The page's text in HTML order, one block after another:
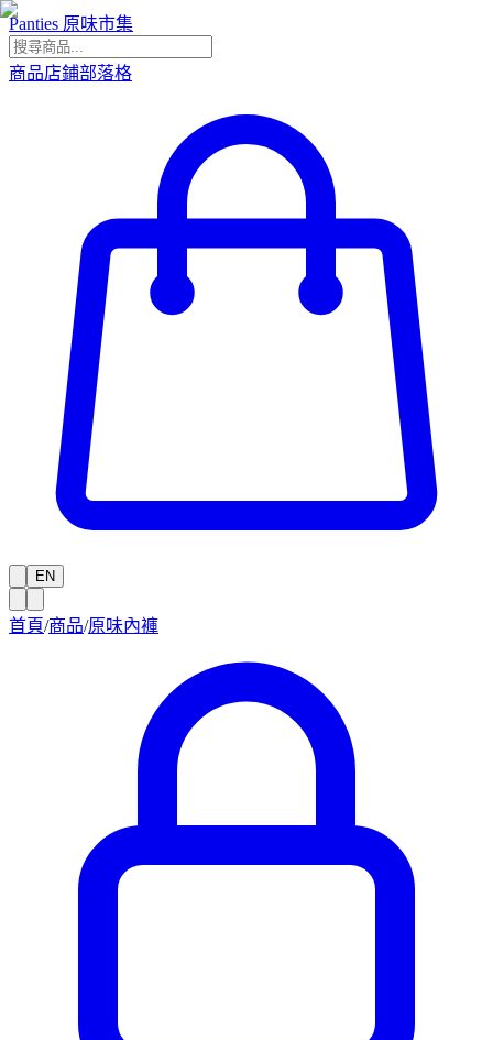
Panties 原味市集
商品店鋪部落格
EN
首頁/商品/原味內褲